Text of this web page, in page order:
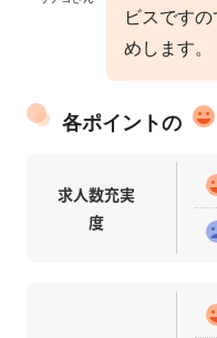
ビスです
めします。
各ポイントの
求人数充実
度